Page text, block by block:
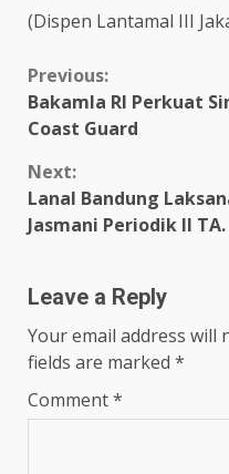
(Dispen Lantamal III
Continue
Reading
Previous:
Bakamla RI Perkuat
Coast Guard
Next:
Lanal Bandung
Jasmani Periodik II TA.
Leave a Reply
Your email address will
fields are marked *
Comment*